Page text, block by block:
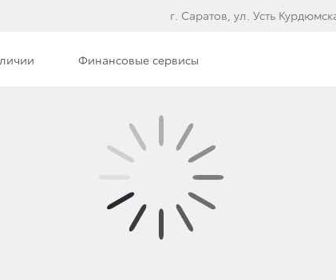
г. Саратов, ул. Усть
Финансовые сервисы
TOYOTA